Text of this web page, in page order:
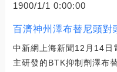
1900/1/1 0:00:00
百濟神州澤布替尼頭對
中新網上海新聞12月14日
主研發的BTK抑制劑澤布